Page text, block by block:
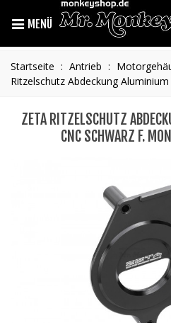
MENÜ
Startseite : Antrieb :
Ritzelschutz Abdeckung
ZETA RITZELSCHUTZ
CNC SCHWARZ F.